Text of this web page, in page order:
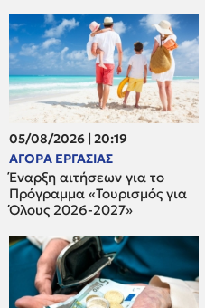
05/08/2026 | 20:19
ΑΓΟΡΑ ΕΡΓΑΣΙΑΣ
Έναρξη αιτήσεων για το
Πρόγραμμα «Τουρισμός για
Όλους 2026-2027»